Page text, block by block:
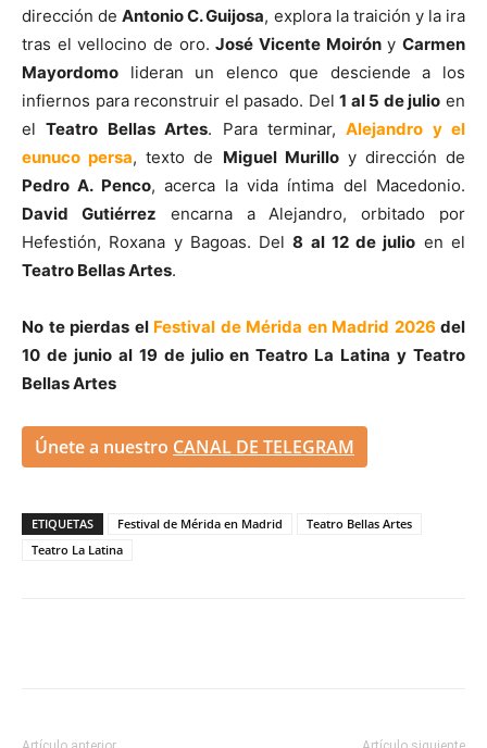
dirección deAntonio C. Guijosa, explora la traición y la ira
tras el vellocino de oro.José Vicente MoirónyCarmen
Mayordomo lideran un elenco que desciende a los
infiernos para reconstruir el pasado. Del1 al 5 de julio en
elTeatro Bellas Artes. Para terminar,Alejandro y el
eunuco persa, texto de Miguel Murilloy dirección de
Pedro A. Penco, acerca la vida íntima del Macedonio.
David Gutiérrez encarna a Alejandro, orbitado por
Hefestión, Roxana y Bagoas. Del8 al 12 de julio en el
Teatro Bellas Artes.
No te pierdas el Festival de Mérida en Madrid 2026 del
10 de junio al 19 de julio en Teatro La Latina y Teatro
Bellas Artes
Únete a nuestro CANAL DE TELEGRAM
ETIQUETAS Festival de Mérida en Madrid
Teatro Bellas Artes
Teatro La Latina